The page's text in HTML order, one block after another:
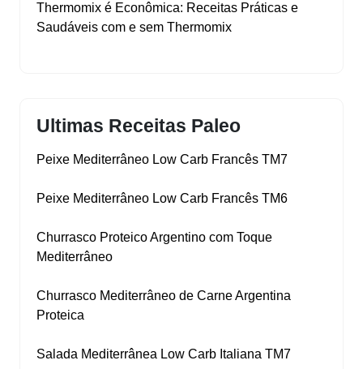
Thermomix é Econômica: Receitas Práticas e
Saudáveis com e sem Thermomix
Ultimas Receitas Paleo
Peixe Mediterrâneo Low Carb Francês TM7
Peixe Mediterrâneo Low Carb Francês TM6
Churrasco Proteico Argentino com Toque
Mediterrâneo
Churrasco Mediterrâneo de Carne Argentina
Proteica
Salada Mediterrânea Low Carb Italiana TM7